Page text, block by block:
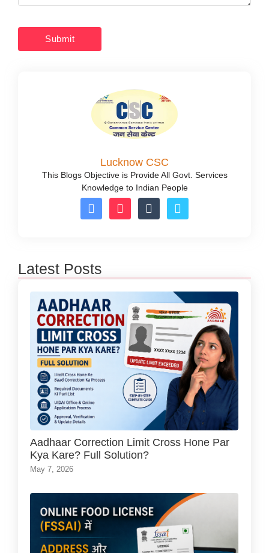
Lucknow CSC
This Blogs Objective is Provide All Govt. Services
Knowledge to Indian People
Latest Posts
Aadhaar Correction Limit Cross Hone Par
Kya Kare? Full Solution?
May 7, 2026